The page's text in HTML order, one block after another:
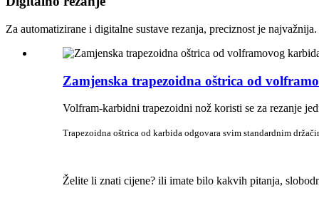
Za automatizirane i digitalne sustave rezanja, preciznost je
Zamjenska trapezoidna oštrica od
Volfram-karbidni trapezoidni nož koristi se za rezanje
Trapezoidna oštrica od karbida odgovara svim standardnim
Želite li znati cijene? ili imate bilo kakvih pitanja,